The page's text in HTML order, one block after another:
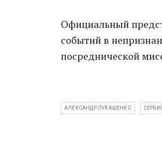
Официальный
событий в
посреднической
АЛЕКСАНДР ЛУКАШЕНКО СЕРБИЯ